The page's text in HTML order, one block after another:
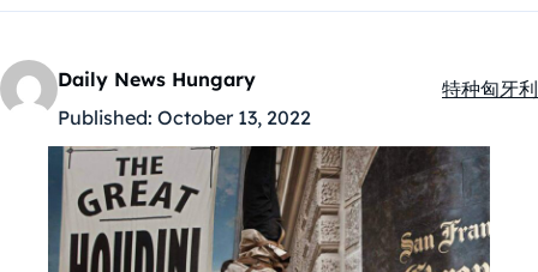
Daily News Hungary
Published: October 13, 2022
特种匈牙利